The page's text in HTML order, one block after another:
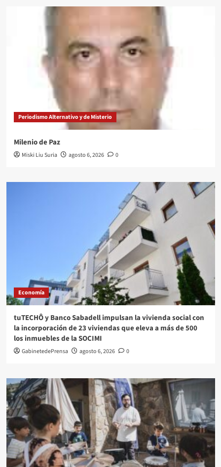
Periodismo Alternativo y de Misterio
Milenio de Paz
Miski Liu Suria agosto 6, 2026 0
Economía
tuTECHÔ y Banco Sabadell impulsan la vivienda social con
la incorporación de 23 viviendas que eleva a más de 500
los inmuebles de la SOCIMI
GabinetedePrensa agosto 6, 2026 0